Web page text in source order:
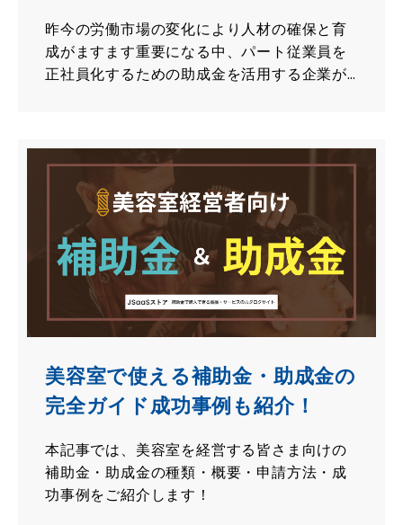
昨今の労働市場の変化により人材の確保と育
成がますます重要になる中、パート従業員を
正社員化するための助成金を活用する企業が
美容室で使える補助金・助成金の
完全ガイド成功事例も紹介！
本記事では、美容室を経営する皆さま向けの
補助金・助成金の種類・概要・申請方法・成
功事例をご紹介します！